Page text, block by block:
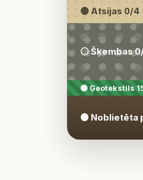
🟡 Atsijas 0/4
⚪ Šķembas
🟢 Ģeotekstils
🟤 Noblietēta